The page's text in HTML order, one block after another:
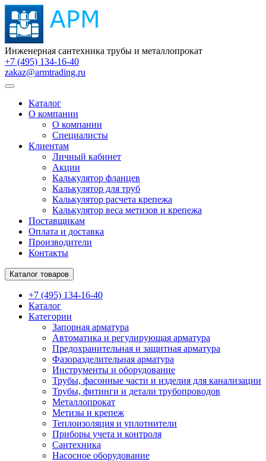
Инженерная сантехника трубы и металлопрокат
+7 (495) 134-16-40
zakaz@armtrading.ru
Каталог
О компании
О компании
Специалисты
Клиентам
Личный кабинет
Акции
Калькулятор фланцев
Калькулятор для труб
Калькулятор расчета крепежа
Калькулятор веса метизов и крепежа
Поставщикам
Оплата и доставка
Производители
Контакты
Каталог товаров
+7 (495) 134-16-40
Каталог
Категории
Запорная арматура
Автоматика и регулирующая арматура
Предохранительная и защитная арматура
Фазоразделительная арматура
Инструменты и оборудование
Трубы, фасонные части и изделия для канализации
Трубы, фитинги и детали трубопроводов
Металлопрокат
Метизы и крепеж
Теплоизоляция и уплотнители
Приборы учета и контроля
Сантехника
Насосное оборудование